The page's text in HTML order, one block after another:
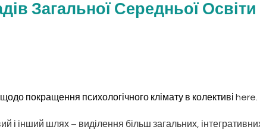
Загальної Середньої Освіти
покращення психологічного клімату в колективі here.
і інший шлях – виділення більш загальних,